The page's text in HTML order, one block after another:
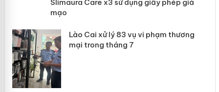
Slimaura Care x3 sử dụng giấy phép